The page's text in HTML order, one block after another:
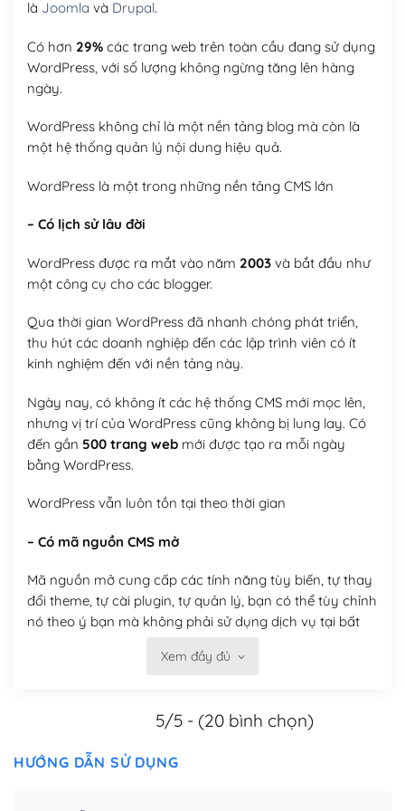
là Joomla và Drupal.
Có hơn 29%các trang web trên toàn cầu đang sử dụng
WordPress, với số lượng không ngừng tăng lên hàng
ngày.
WordPress không chỉ là một nền tảng blog mà còn là
một hệ thống quản lý nội dung hiệu quả.
WordPress là một trong những nền tảng CMS lớn
– Có lịch sử lâu đời
WordPress được ra mắt vào năm 2003và bắt đầu như
một công cụ cho các blogger.
Qua thời gian WordPress đã nhanh chóng phát triển,
thu hút các doanh nghiệp đến các lập trình viên có ít
kinh nghiệm đến với nền tảng này.
Ngày nay, có không ít các hệ thống CMS mới mọc lên,
nhưng vị trí của WordPress cũng không bị lung lay. Có
đến gần 500 trang webmới được tạo ra mỗi ngày
bằng WordPress.
WordPress vẫn luôn tồn tại theo thời gian
– Có mã nguồn CMS mở
Mã nguồn mở cung cấp các tính năng tùy biến, tự thay
đổi theme, tự cài plugin, tự quản lý, bạn có thể tùy chỉnh
nó theo ý bạn mà không phải sử dụng dịch vụ tại bất
Xem đầy đủ
5/5 - (20 bình chọn)
HƯỚNG DẪN SỬ DỤNG